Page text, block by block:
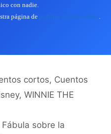
con nadie.
página de política de privacidad.
cortos, Cuentos
, WINNIE THE
Fábula sobre la